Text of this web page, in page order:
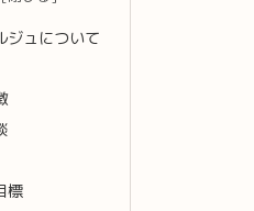
ジュについて
標